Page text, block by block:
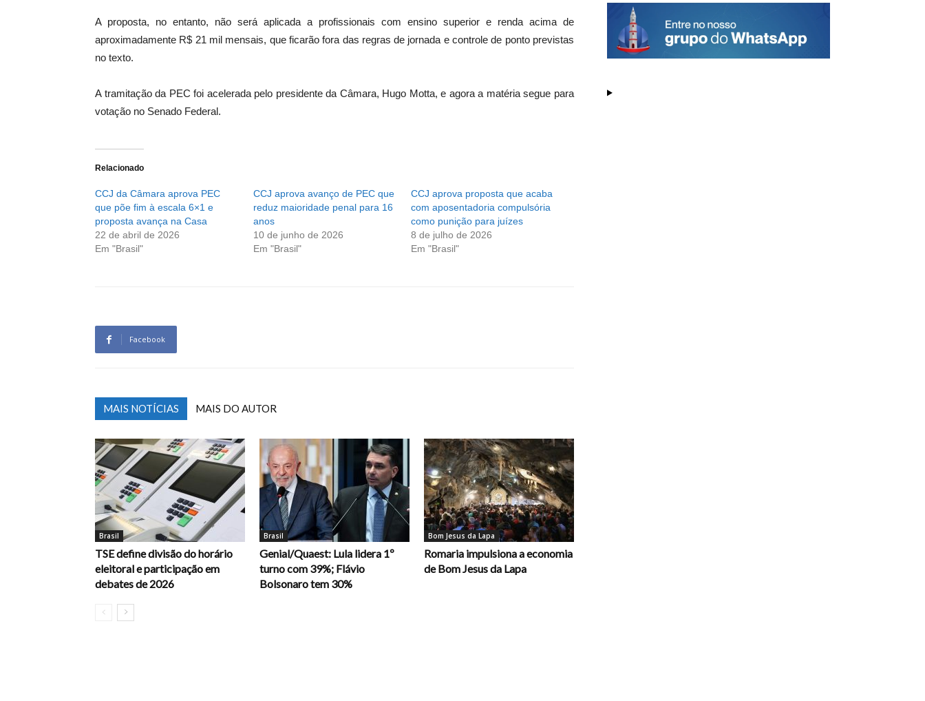
A proposta, no entanto, não será aplicada a profissionais com ensino superior e renda acima de
aproximadamente R$ 21 mil mensais, que ficarão fora das regras de jornada e controle de ponto previstas
no texto.
A tramitação da PEC foi acelerada pelo presidente da Câmara, Hugo Motta, e agora a matéria segue para
votação no Senado Federal.
Relacionado
CCJ da Câmara aprova PEC
que põe fim à escala 6×1 e
proposta avança na Casa
22 de abril de 2026
Em "Brasil"
CCJ aprova avanço de PEC que
reduz maioridade penal para 16
anos
10 de junho de 2026
Em "Brasil"
CCJ aprova proposta que acaba
com aposentadoria compulsória
como punição para juízes
8 de julho de 2026
Em "Brasil"
Facebook
MAIS NOTÍCIAS MAIS DO AUTOR
Brasil
TSE define divisão do horário
eleitoral e participação em
debates de 2026
Brasil
Genial/Quaest: Lula lidera 1º
turno com 39%; Flávio
Bolsonaro tem 30%
Bom Jesus da Lapa
Romaria impulsiona a economia
de Bom Jesus da Lapa